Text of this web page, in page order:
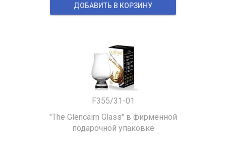
ДОБАВИТЬ В КОРЗИНУ
F355/31-01
"The Glencairn Glass" в фирменной
подарочной упаковке